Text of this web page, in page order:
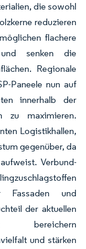
die sowohl
reduzieren
flachere
senken die
Regionale
Paneele nun auf
innerhalb der
zu maximieren.
Logistikhallen,
gegenüber, da
Verbund-
Fassaden und
der aktuellen
bereichern
und stärken